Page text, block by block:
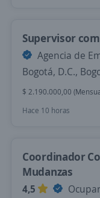
Supervisor
Agencia de
Bogotá, D.C.,
$ 2.190.000,00
Hace 10 horas
Coordinador
Mudanzas
4,5